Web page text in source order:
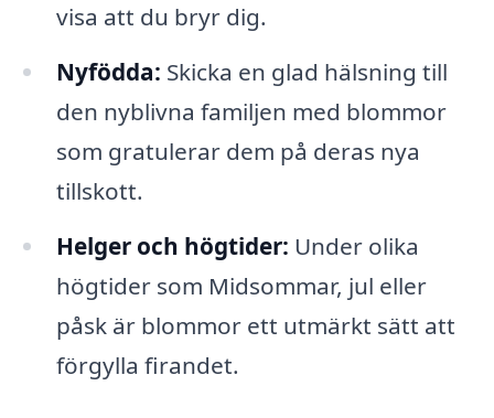
visa att du bryr dig.
Nyfödda: Skicka en glad hälsning till
den nyblivna familjen med blommor
som gratulerar dem på deras nya
tillskott.
Helger och högtider: Under olika
högtider som Midsommar, jul eller
påsk är blommor ett utmärkt sätt att
förgylla firandet.